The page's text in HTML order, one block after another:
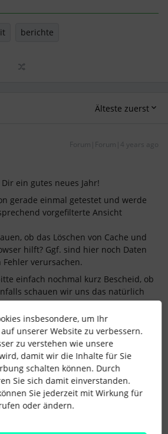
berichte
Älteste zuerst
Forum|Forum|4 years ago
ein gutes neues Jahr!
gerade einmal getestet und werde
vorgefilterte Ansicht
ob das Löschen von Cache und
hilft? Ggf. sind hier noch Daten
verursachen.
einfach nochmal kurz Bescheid, ob
schauen wir uns das natürlich
an.
dies
insbesondere, um Ihr
unserer Website zu verbessern.
zu verstehen wie unsere
damit wir die Inhalte für Sie
schalten können. Durch
Sie sich damit einverstanden.
Sie jederzeit mit Wirkung für
oder ändern.